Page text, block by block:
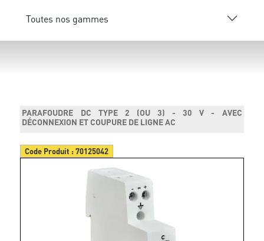
Toutes nos gammes
PARAFOUDRE DC TYPE 2 (OU 3) - 30 V - AVEC
DÉCONNEXION ET COUPURE DE LIGNE AC
Code Produit :70125042